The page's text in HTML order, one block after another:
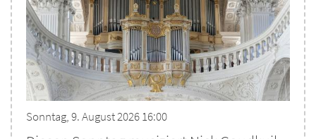
Sonntag, 9. August 2026 16:00